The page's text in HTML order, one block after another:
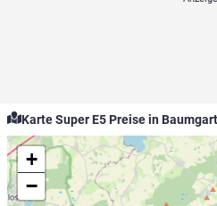
Karte Super E5 Preise in
+
−